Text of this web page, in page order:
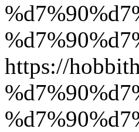
https://